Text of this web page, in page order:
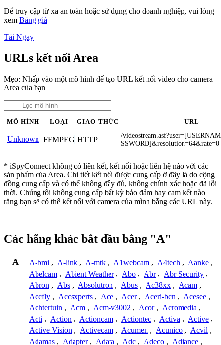
Để truy cập từ xa an toàn hoặc sử dụng cho doanh nghiệp, vui lòng
xem Bảng giá
Tải Ngay
URLs kết nối Area
Mẹo: Nhấp vào một mô hình để tạo URL kết nối video cho camera
Area của bạn
MÔ HÌNH LOẠI GIAO THỨC URL
Unknown FFMPEG HTTP
/
SSWORD]&resolution=64&rate=0
* iSpyConnect không có liên kết, kết nối hoặc liên hệ nào với các
sản phẩm của Area. Chi tiết kết nối được cung cấp ở đây là do cộng
đồng cung cấp và có thể không đầy đủ, không chính xác hoặc đã lỗi
thời. Chúng tôi không cung cấp bất kỳ bảo đảm hay cam kết nào
rằng bạn sẽ có thể kết nối với camera của mình bằng các URL này.
Các hãng khác bắt đầu bằng "A"
A A-bmi , A-link , A-mtk , A1webcam , A4tech , Aanke ,
Abelcam , Abient Weather , Abo , Abr , Abr Security ,
Abron , Abs , Absolutron , Abus , Ac38xx , Acam ,
Accfly , Accsxperts , Ace , Acer , Aceri-bcn , Acesee ,
Achtertuin , Acm , Acm-v3002 , Acor , Acromedia ,
Acti , Action , Actioncam , Actiontec , Activa , Active ,
Active Vision , Activecam , Acumen , Acunico , Acvil ,
Adamas , Adapter , Adata , Adc , Adeco , Adiance ,